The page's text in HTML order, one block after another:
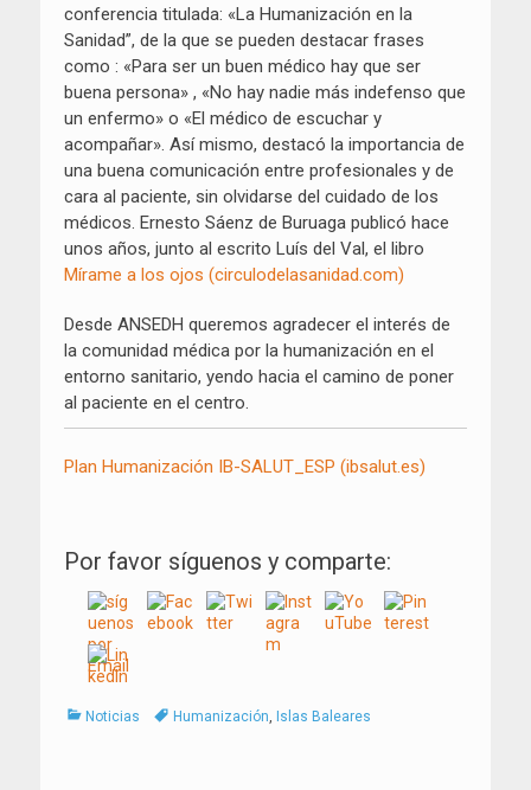
conferencia titulada: «La Humanización en la
Sanidad”, de la que se pueden destacar frases
como : «Para ser un buen médico hay que ser
buena persona» , «No hay nadie más indefenso que
un enfermo» o «El médico de escuchar y
acompañar». Así mismo, destacó la importancia de
una buena comunicación entre profesionales y de
cara al paciente, sin olvidarse del cuidado de los
médicos. Ernesto Sáenz de Buruaga publicó hace
unos años, junto al escrito Luís del Val, el libro
Mírame a los ojos (circulodelasanidad.com)
Desde ANSEDH queremos agradecer el interés de
la comunidad médica por la humanización en el
entorno sanitario, yendo hacia el camino de poner
al paciente en el centro.
Plan Humanización IB-SALUT_ESP (ibsalut.es)
Por favor síguenos y comparte:
Categorías
Noticias TagsHumanización Islas Baleares